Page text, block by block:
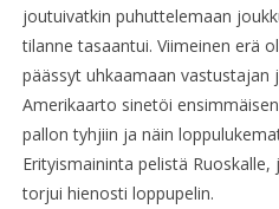
joutuivatkin puhuttelemaan
tilanne tasaantui. Viimeinen erä
päässyt uhkaamaan vastustajan
Amerikaarto sinetöi
pallon tyhjiin ja näin
Erityismaininta pelistä
torjui hienosti loppupelin.